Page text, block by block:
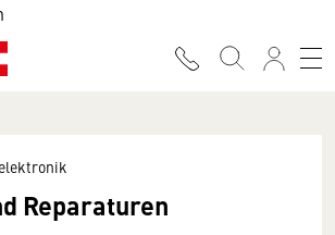
Reparaturen